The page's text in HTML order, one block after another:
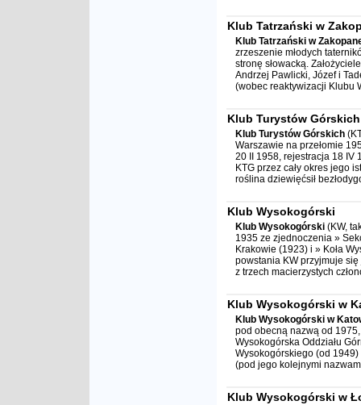
Klub Tatrzański w
Klub Tatrzański w
zrzeszenie młodych
stronę słowacką.
Andrzej Pawlicki, Józef i
(wobec reaktywizacji Klubu
Klub Turystów Górskich
Klub Turystów Górskich
Warszawie na przełomie
20 II 1958, rejestracja 18 IV
KTG przez cały okres jego
roślina dziewięćsił
Klub Wysokogórski
Klub Wysokogórski (KW,
1935 ze zjednoczenia »
Krakowie (1923) i » Koła
powstania KW przyjmuje
z trzech macierzystych
Klub Wysokogórski w
Klub Wysokogórski w
pod obecną nazwą od
Wysokogórska Oddziału
Wysokogórskiego (od
(pod jego kolejnymi
Klub Wysokogórski w